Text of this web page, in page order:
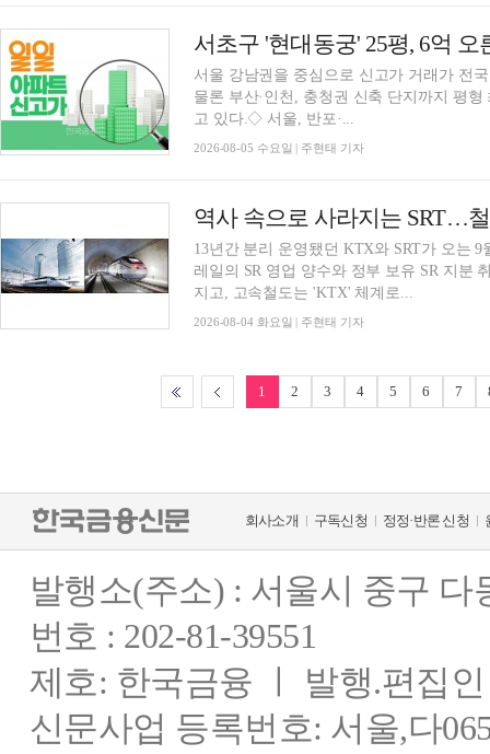
서초구 '현대동궁' 25평, 6억
서울 강남권을 중심으로 신고가 거래가 전
물론 부산·인천, 충청권 신축 단지까지 평
고 있다.◇ 서울, 반포·...
2026-08-05 수요일 | 주현태 기자
역사 속으로 사라지는 SRT…
13년간 분리 운영됐던 KTX와 SRT가 오는
레일의 SR 영업 양수와 정부 보유 SR 지분
지고, 고속철도는 'KTX' 체계로...
2026-08-04 화요일 | 주현태 기자
1 2 3 4 5 6 7
회사소개 구독신청 정정·반론 신청
발행소(주소) : 서울시 중구
번호 : 202-81-39551
제호: 한국금융 ㅣ 발행.편집
신문사업 등록번호: 서울,다